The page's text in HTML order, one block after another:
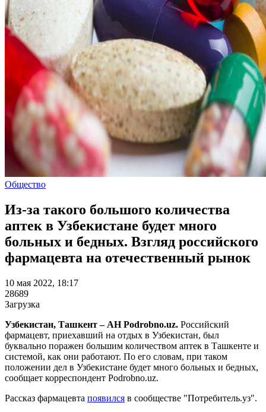
Общество
Из-за такого большого количества
аптек в Узбекистане будет много
больных и бедных. Взгляд российского
фармацевта на отечественный рынок
10 мая 2022, 18:17
28689
Загрузка
Узбекистан, Ташкент – АН Podrobno.uz. Российский
фармацевт, приехавший на отдых в Узбекистан, был
буквально поражен большим количеством аптек в Ташкенте и
системой, как они работают. По его словам, при таком
положении дел в Узбекистане будет много больных и бедных,
сообщает корреспондент Podrobno.uz.
Рассказ фармацевта появился в сообществе "Потребитель.уз".